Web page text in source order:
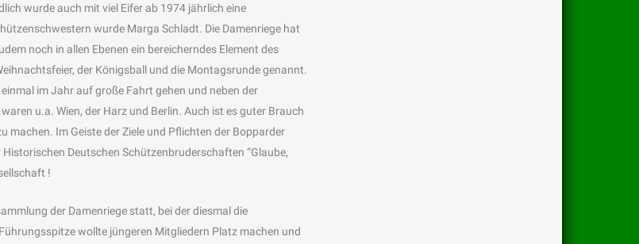
wurde auch mit viel Eifer ab 1974 jährlich eine
wurde Marga Schladt. Die Damenriege hat
noch in allen Ebenen ein bereicherndes Element des
der Königsball und die Montagsrunde genannt.
im Jahr auf große Fahrt gehen und neben der
u.a. Wien, der Harz und Berlin. Auch ist es guter Brauch
machen. Im Geiste der Ziele und Pflichten der Bopparder
Deutschen Schützenbruderschaften “Glaube,
!
der Damenriege statt, bei der diesmal die
wollte jüngeren Mitgliedern Platz machen und